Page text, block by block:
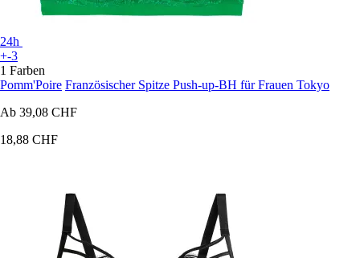
24h
+-3
1 Farben
Pomm'Poire Französischer Spitze Push-up-BH für Frauen Tokyo
Ab 39,08 CHF
18,88 CHF